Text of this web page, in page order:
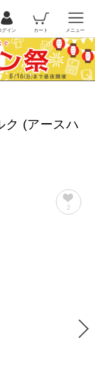
グイン カート メニュー
ク (アースハ
2